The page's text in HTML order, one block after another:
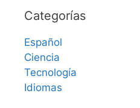
Categorías
Español
Ciencia
Tecnología
Idiomas